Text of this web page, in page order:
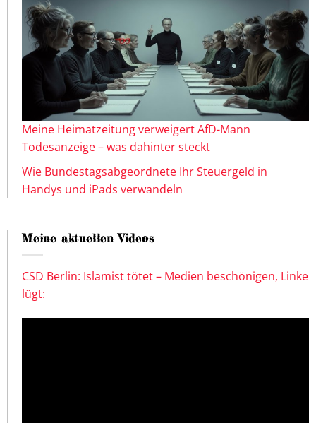
Meine Heimatzeitung verweigert AfD-Mann
Todesanzeige – was dahinter steckt
Wie Bundestagsabgeordnete Ihr Steuergeld in
Handys und iPads verwandeln
Meine aktuellen Videos
CSD Berlin: Islamist tötet – Medien beschönigen, Linke
lügt: